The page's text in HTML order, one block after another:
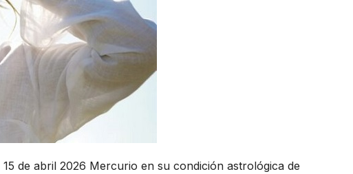
de abril 2026 Mercurio en su condición astrológica de